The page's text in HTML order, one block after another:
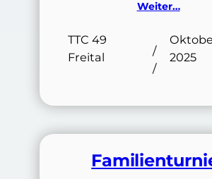
Weiter…
TTC 49
Freital
/
/
2025